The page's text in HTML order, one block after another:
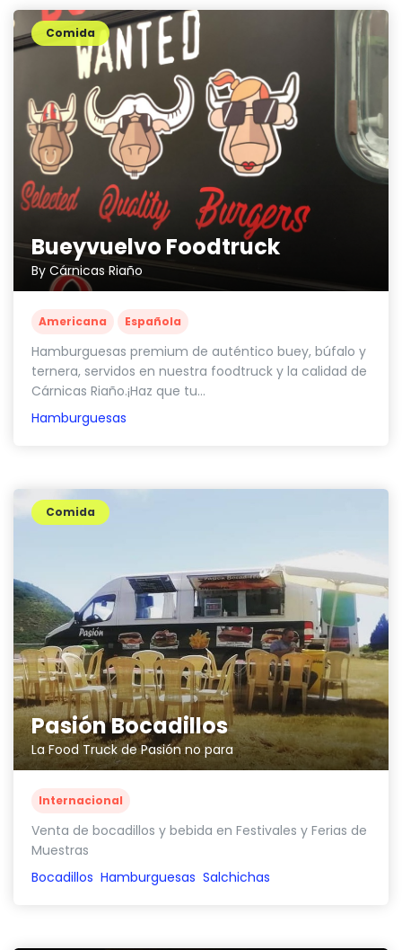
Bueyvuelvo Foodtruck
By Cárnicas Riaño
Comida
Americana Española
Hamburguesas premium de auténtico buey, búfalo y
ternera, servidos en nuestra foodtruck y la calidad de
Cárnicas Riaño.¡Haz que tu...
Hamburguesas
Pasión Bocadillos
La Food Truck de Pasión no para
Comida
Internacional
Venta de bocadillos y bebida en Festivales y Ferias de
Muestras
Bocadillos Hamburguesas Salchichas